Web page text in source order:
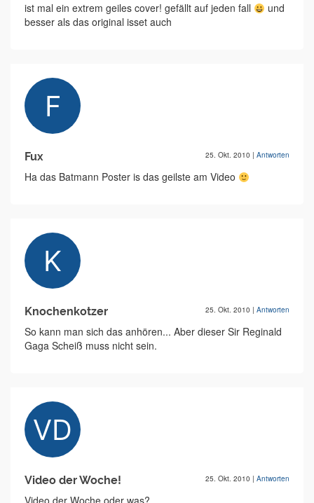
ist mal ein extrem geiles cover! gefällt auf jeden fall
und
besser als das original isset auch
Fux 25. Okt. 2010 | Antworten
Ha das Batmann Poster is das geilste am Video
Knochenkotzer 25. Okt. 2010 | Antworten
So kann man sich das anhören... Aber dieser Sir Reginald
Gaga Scheiß muss nicht sein.
Video der Woche! 25. Okt. 2010 | Antworten